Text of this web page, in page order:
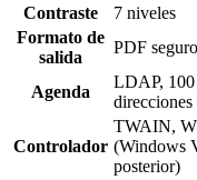
Contraste
7 niveles
Formato de
salida
PDF
Agenda
LDAP, 100
direcciones
Controlador
TWAIN,
(Windows
posterior)